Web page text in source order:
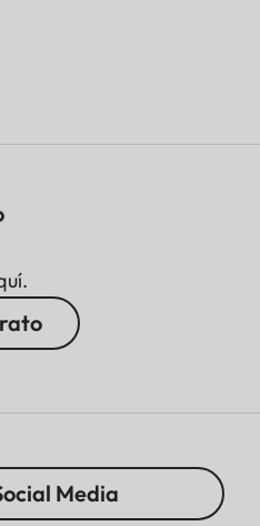
Media